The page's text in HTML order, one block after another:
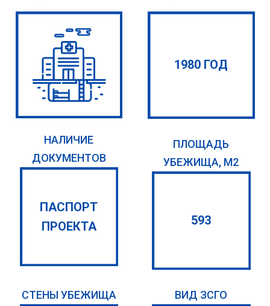
1980 ГОД
НАЛИЧИЕ
ДОКУМЕНТОВ
ПАСПОРТ
ПРОЕКТА
ПЛОЩАДЬ
УБЕЖИЩА, М2
593
СТЕНЫ УБЕЖИЩА ВИД ЗСГО